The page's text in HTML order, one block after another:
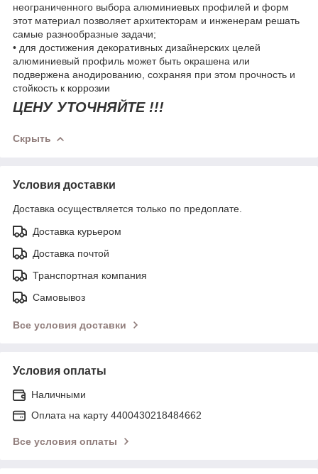
неограниченного выбора алюминиевых профилей и форм
этот материал позволяет архитекторам и инженерам решать
самые разнообразные задачи;
• для достижения декоративных дизайнерских целей
алюминиевый профиль может быть окрашена или
подвержена анодированию, сохраняя при этом прочность и
стойкость к коррозии
ЦЕНУ УТОЧНЯЙТЕ !!!
Скрыть
Условия доставки
Доставка осуществляется только по предоплате.
Доставка курьером
Доставка почтой
Транспортная компания
Самовывоз
Все условия доставки
Условия оплаты
Наличными
Оплата на карту 4400430218484662
Все условия оплаты